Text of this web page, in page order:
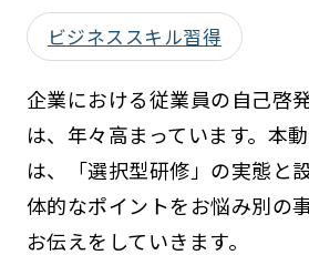
ビジネススキル習得
企業における従業員の自己啓
は、年々高まっています。本
は、「選択型研修」の実態と
体的なポイントをお悩み別の
お伝えをしていきます。